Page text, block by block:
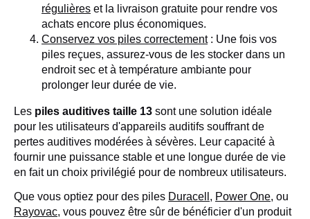
régulières et la livraison gratuite pour rendre vos
achats encore plus économiques.
Conservez vos piles correctement: Une fois vos
piles reçues, assurez-vous de les stocker dans un
endroit sec et à température ambiante pour
prolonger leur durée de vie.
Les piles auditives taille 13 sont une solution idéale
pour les utilisateurs d'appareils auditifs souffrant de
pertes auditives modérées à sévères. Leur capacité à
fournir une puissance stable et une longue durée de vie
en fait un choix privilégié pour de nombreux utilisateurs.
Que vous optiez pour des piles Duracell , Power One, ou
Rayovac, vous pouvez être sûr de bénéficier d'un produit